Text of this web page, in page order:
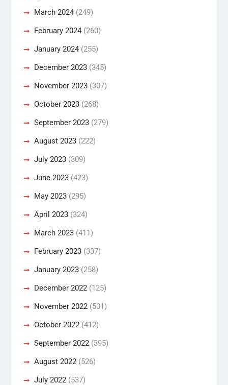
March 2024(249)
February 2024(260)
January 2024(255)
December 2023(345)
November 2023(307)
October 2023(268)
September 2023(279)
August 2023(222)
July 2023(309)
June 2023(423)
May 2023(295)
April 2023(324)
March 2023(411)
February 2023(337)
January 2023(258)
December 2022(125)
November 2022(501)
October 2022(412)
September 2022(395)
August 2022(526)
July 2022(537)